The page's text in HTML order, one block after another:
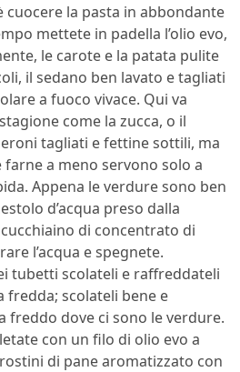
cuocere la pasta in abbondante
mettete in padella l’olio evo,
le carote e la patata pulite
il sedano ben lavato e tagliati
a fuoco vivace. Qui va
come la zucca, o il
tagliati e fettine sottili, ma
a meno servono solo a
Appena le verdure sono ben
d’acqua preso dalla
di concentrato di
l’acqua e spegnete.
tubetti scolateli e raffreddateli
scolateli bene e
freddo dove ci sono le verdure.
con un filo di olio evo a
di pane aromatizzato con